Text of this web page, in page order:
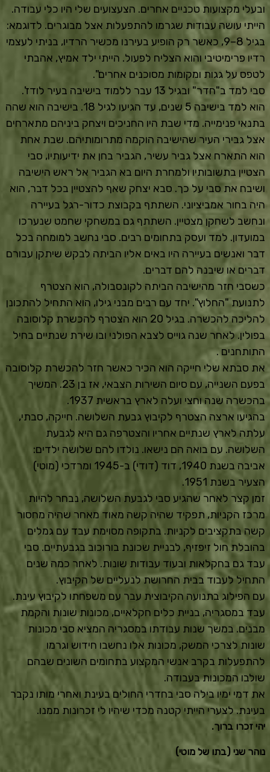
ובעלי מקצועות טכניים אחרים. הצעצועים שלי היו כלי עבודה.
הייתי עושה עבודות שגרמו להתפעלות אצל מבוגרים. לדוגמא:
בגיל 8–9, כאשר רק הופיע בעירנו מכשיר הרדיו, בניתי לעצמי
רדיו פרימיטיבי והוא הצליח לפעול. הייתי ילד אמיץ, אהבתי
לטפס על גגות ומקומות מסוכנים אחרים".
סבי למד ב"חדר" ובגיל 13 עבר ללמוד בישיבה בעיר לודז'.
הוא למד בישיבה 5 שנים, עד הגיעו לגיל 18. בישיבה הוא שהה
בתנאי פנימייה. מדי שבת היו החניכים ויצחק ביניהם מתארחים
אצל גבירי העיר שהישיבה הוקמה מתרומותיהם. שבת אחת
הוא התארח אצל גביר עשיר, הגביר בחן את ידיעותיו, סבי
הצטיין בתשובותיו ולמחרת היום בא הגביר אל ראש הישיבה
ושיבח את סבי על כך. סבא יצחק שאף להצטיין בכל דבר, הוא
היה בחור אמביציוני. השתתף בקבוצת כדור-רגל בעיירה
ונחשב לשחקן מצטיין. השתתף גם במשחקי שחמט שנערכו
במועדון. למד ועסק בתחומים רבים. סבי נחשב למומחה בכל
דבר ואנשים בעיירה היו באים אליו הביתה לבקש שיתקן עבורם
דברים או שיבנה להם דברים.
כשסבי חזר מהישיבה הביתה לקונסבולה, הוא הצטרף
לתנועת "החלוץ". יחד עם רבים מבני גילו, הוא התחיל להתכונן
להליכה להכשרה. בגיל 20 הוא הצטרף להכשרת קלוסובה
בפולין. לאחר שנה גוייס לצבא הפולני ובו שירת שנתיים בחיל
התותחנים .
את סבתא שלי חייקה הוא הכיר כאשר חזר להכשרת קלוסובה
בפעם השנייה, עם סיום השירות הצבאי, אז בן 23. המשיך
בהכשרה שנה וחצי ועלה לארץ בראשית 1937.
בהגיעו ארצה הצטרף לקיבוץ גבעת השלושה. חייקה, סבתי,
עלתה לארץ שנתיים אחריו והצטרפה גם היא לגבעת
השלושה. עם בואה הם נישאו. נולדו להם שלושה ילדים:
אביבה בשנת 1940, דוד (דודי) ב-1945 ומרדכי (מוטי)
הצעיר בשנת 1951.
זמן קצר לאחר שהגיע סבי לגבעת השלושה, נבחר להיות
מרכז הקניות, תפקיד שהיה קשה מאוד מאחר שהיה מחסור
קשה בתקציבים לקניות. בתקופה מסוימת עבד עם גמלים
בהובלת חול זיפזיף, לבניית שכונת בורוכוב בגבעתיים. סבי
עבד גם בחקלאות ובעוד עבודות שונות. לאחר כמה שנים
התחיל לעבוד בבית החרושת לנעליים של הקיבוץ.
עם הפילוג בתנועה הקיבוצית עבר עם משפחתו לקיבוץ עינת.
עבד במסגריה, בניית כלים חקלאיים, מכונות שונות והקמת
מבנים. במשך שנות עבודתו במסגריה המציא סבי מכונות
שונות לצרכי המשק, מכונות אלו נחשבו חידוש וגרמו
להתפעלות בקרב אנשי המקצוע בתחומים השונים שבהם
שולבו המכונות בעבודה.
את דמי ימיו בילה סבי בחדרי החולים בעינת ואחרי מותו נקבר
בעינת. לצערי הייתי קטנה מכדי שיהיו לי זכרונות ממנו.
יהי זכרו ברוך.
נוהר שני (בתו של מוטי)